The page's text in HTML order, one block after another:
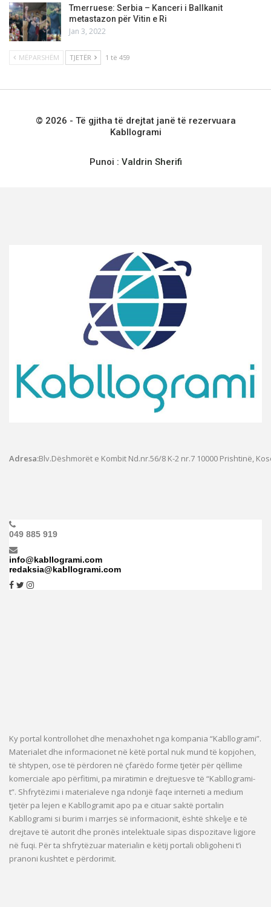
Tmerruese: Serbia – Kanceri i Ballkanit
metastazon për Vitin e Ri
Jan 3, 2022
MËPARSHËM TJETËR 1 të 459
© 2026 - Të gjitha të drejtat janë të rezervuara
Kabllogrami
Punoi : Valdrin Sherifi
Adresa:Blv.Dëshmorët e Kombit Nd.nr.56/8 K-2 nr.7 10000 Prishtinë,
049 885 919
info@kabllogrami.com
redaksia@kabllogrami.com
Ky portal kontrollohet dhe menaxhohet nga kompania “Kabllogrami”.
Materialet dhe informacionet në këtë portal nuk mund të kopjohen,
të shtypen, ose të përdoren në çfarëdo forme tjetër për qëllime
komerciale apo përfitimi, pa miratimin e drejtuesve të “Kabllogrami-
t”. Shfrytëzimi i materialeve nga ndonjë faqe interneti a medium
tjetër pa lejen e Kabllogramit apo pa e cituar saktë portalin
Kabllogrami si burim i marrjes së informacionit, është shkelje e të
drejtave të autorit dhe pronës intelektuale sipas dispozitave ligjore
në fuqi. Për ta shfrytëzuar materialin e këtij portali obligoheni t’i
pranoni kushtet e përdorimit.